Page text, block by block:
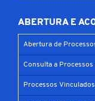
ABERTURA E
Abertura de
Consulta a
Processos